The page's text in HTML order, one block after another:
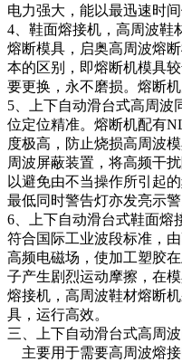
电力强大，能以最迅速时
4、鞋面熔接机，高周波鞋
熔断模具，启奥高周波熔
本的区别，即熔断机模具
要更换，永不磨损。熔断
5、上下自动滑台式高周波
位定位精准。熔断机配有
度极高，防止烧损高周波
周波屏蔽装置，将高频干
以避免由不当操作所引起
最低同时警告灯亦发亮示警
6、上下自动滑台式鞋面熔
符合国际工业波段标准，
高频电磁场，使加工塑胶
子产生剧烈运动摩擦，在
熔接机，高周波鞋材熔断
具，运行高效。
三、上下自动滑台式高周
主要用于需要高周波熔接